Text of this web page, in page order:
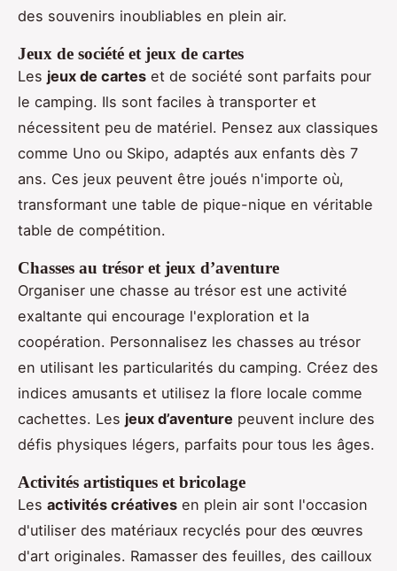
des souvenirs inoubliables en plein air.
Jeux de société et jeux de cartes
Les jeux de cartes et de société sont parfaits pour
le camping. Ils sont faciles à transporter et
nécessitent peu de matériel. Pensez aux classiques
comme Uno ou Skipo, adaptés aux enfants dès 7
ans. Ces jeux peuvent être joués n'importe où,
transformant une table de pique-nique en véritable
table de compétition.
Chasses au trésor et jeux d’aventure
Organiser une chasse au trésor est une activité
exaltante qui encourage l'exploration et la
coopération. Personnalisez les chasses au trésor
en utilisant les particularités du camping. Créez des
indices amusants et utilisez la flore locale comme
cachettes. Les jeux d’aventure peuvent inclure des
défis physiques légers, parfaits pour tous les âges.
Activités artistiques et bricolage
Les activités créatives en plein air sont l'occasion
d'utiliser des matériaux recyclés pour des œuvres
d'art originales. Ramasser des feuilles, des cailloux